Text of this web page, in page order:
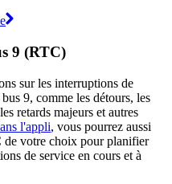
9 (RTC)
sur les interruptions de
9, comme les détours, les
retards majeurs et autres
l'appli, vous pourrez aussi
de votre choix pour planifier
de service en cours et à